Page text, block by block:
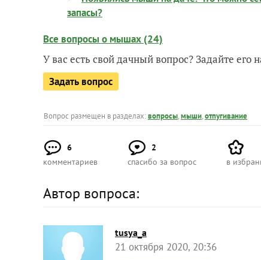
запасы?
Все вопросы о мышах (24)
У вас есть свой дачный вопрос? Задайте
Задать вопрос
Вопрос размещен в разделах:вопросы,мыши,отпугивание
6
комментариев
2
спасибо за вопрос
в
Автор вопроса:
tusya_a
21 октября 2020, 20:36